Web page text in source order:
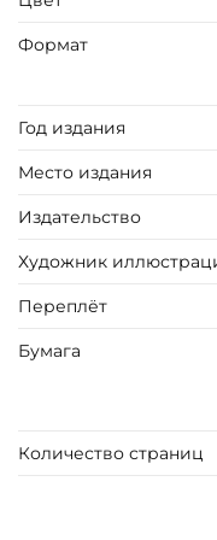
истории создания
художественных
исторические
с переводами на
китайский и
переводы с
французский,
Десять заповедей
законодательных
Библии, были
из Египта.
Формат
Год издания
Место издания
Издательство
Художник
Переплёт
Бумага
Количество страниц